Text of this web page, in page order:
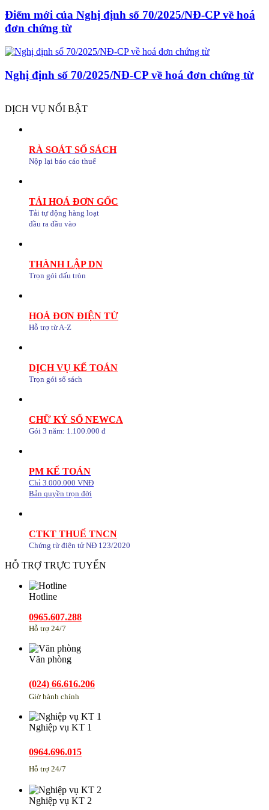
Điểm mới của Nghị định số 70/2025/NĐ-CP về hoá
đơn chứng từ
Nghị định số 70/2025/NĐ-CP về hoá đơn chứng từ
DỊCH VỤ NỔI BẬT
RÀ SOÁT SỔ SÁCH
Nộp lại báo cáo thuế
TẢI HOÁ ĐƠN GỐC
Tải tự động hàng loạt
đầu ra đầu vào
THÀNH LẬP DN
Trọn gói dấu tròn
HOÁ ĐƠN ĐIỆN TỬ
Hỗ trợ từ A-Z
DỊCH VỤ KẾ TOÁN
Trọn gói sổ sách
CHỮ KÝ SỐ NEWCA
Gói 3 năm: 1.100.000 đ
PM KẾ TOÁN
Chỉ 3.000.000 VNĐ
Bản quyền trọn đời
CTKT THUẾ TNCN
Chứng từ điện tử NĐ 123/2020
HỖ TRỢ TRỰC TUYẾN
Hotline
0965.607.288
Hỗ trợ 24/7
Văn phòng
(024) 66.616.206
Giờ hành chính
Nghiệp vụ KT 1
0964.696.015
Hỗ trợ 24/7
Nghiệp vụ KT 2